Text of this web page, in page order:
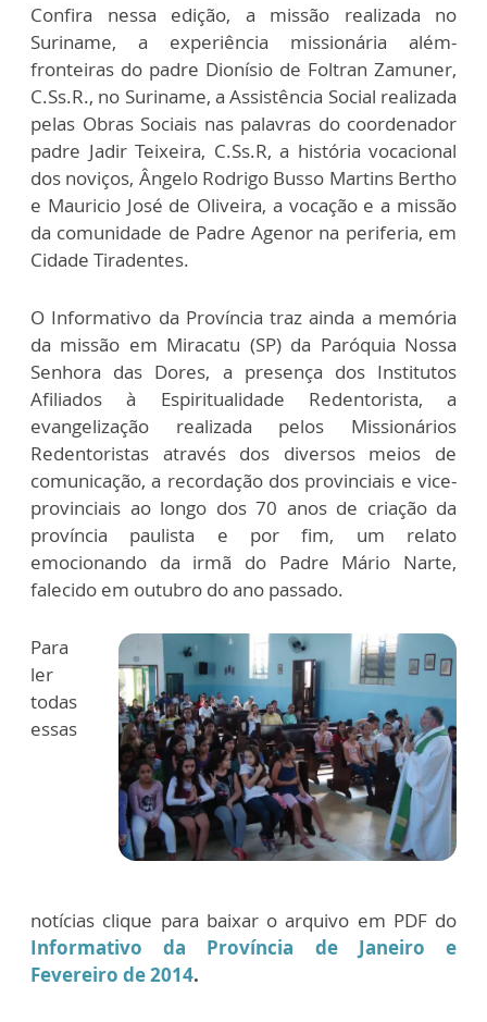
Confira nessa edição, a missão realizada no
Suriname, a experiência missionária além-
fronteiras do padre Dionísio de Foltran Zamuner,
C.Ss.R., no Suriname, a Assistência Social realizada
pelas Obras Sociais nas palavras do coordenador
padre Jadir Teixeira, C.Ss.R, a história vocacional
dos noviços, Ângelo Rodrigo Busso Martins Bertho
e Mauricio José de Oliveira, a vocação e a missão
da comunidade de Padre Agenor na periferia, em
Cidade Tiradentes.
O Informativo da Província traz ainda a memória
da missão em Miracatu (SP) da Paróquia Nossa
Senhora das Dores, a presença dos Institutos
Afiliados à Espiritualidade Redentorista, a
evangelização realizada pelos Missionários
Redentoristas através dos diversos meios de
comunicação, a recordação dos provinciais e vice-
provinciais ao longo dos 70 anos de criação da
província paulista e por fim, um relato
emocionando da irmã do Padre Mário Narte,
falecido em outubro do ano passado.
Para
ler
todas
essas
notícias clique para baixar o arquivo em PDF do
Informativo da Província de Janeiro e
Fevereiro de 2014.